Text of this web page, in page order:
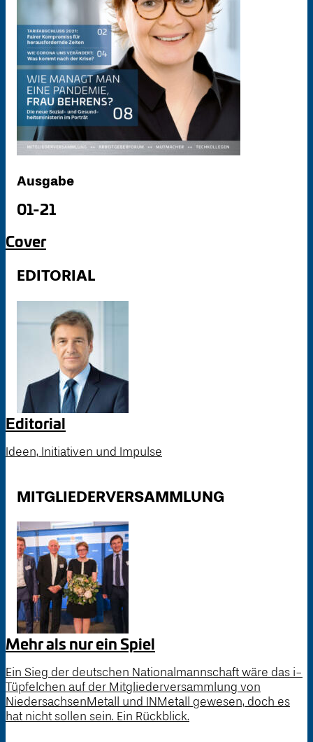
Ausgabe
01-21
Cover
EDITORIAL
Editorial
Ideen, Initiativen und Impulse
MITGLIEDERVERSAMMLUNG
Mehr als nur ein Spiel
Ein Sieg der deutschen Nationalmannschaft wäre das i-
Tüpfelchen auf der Mitgliederversammlung von
NiedersachsenMetall und INMetall gewesen, doch es
hat nicht sollen sein. Ein Rückblick.